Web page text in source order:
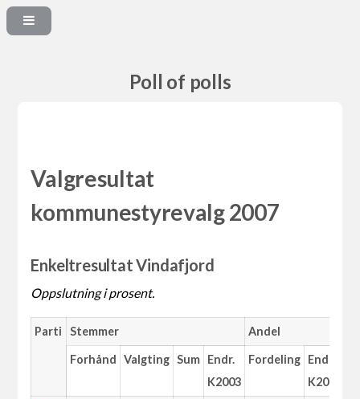
Poll of polls
Valgresultat
kommunestyrevalg 2007
Enkeltresultat Vindafjord
Oppslutning i prosent.
Parti Stemmer Andel
Forhånd Valgting Sum Endr.
K2003
Fordeling Endr.
K2003